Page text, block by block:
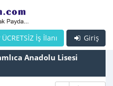
Giriş
ÜCRETSİZ İş İlanı
Anadolu Lisesi